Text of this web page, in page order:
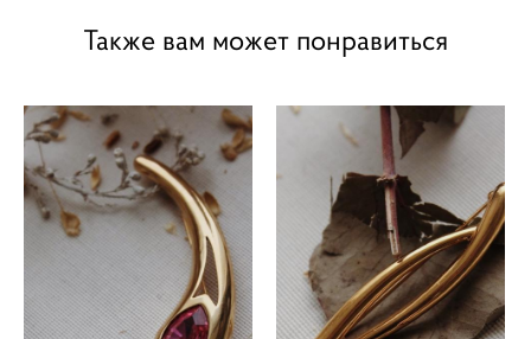
Также вам может понравиться